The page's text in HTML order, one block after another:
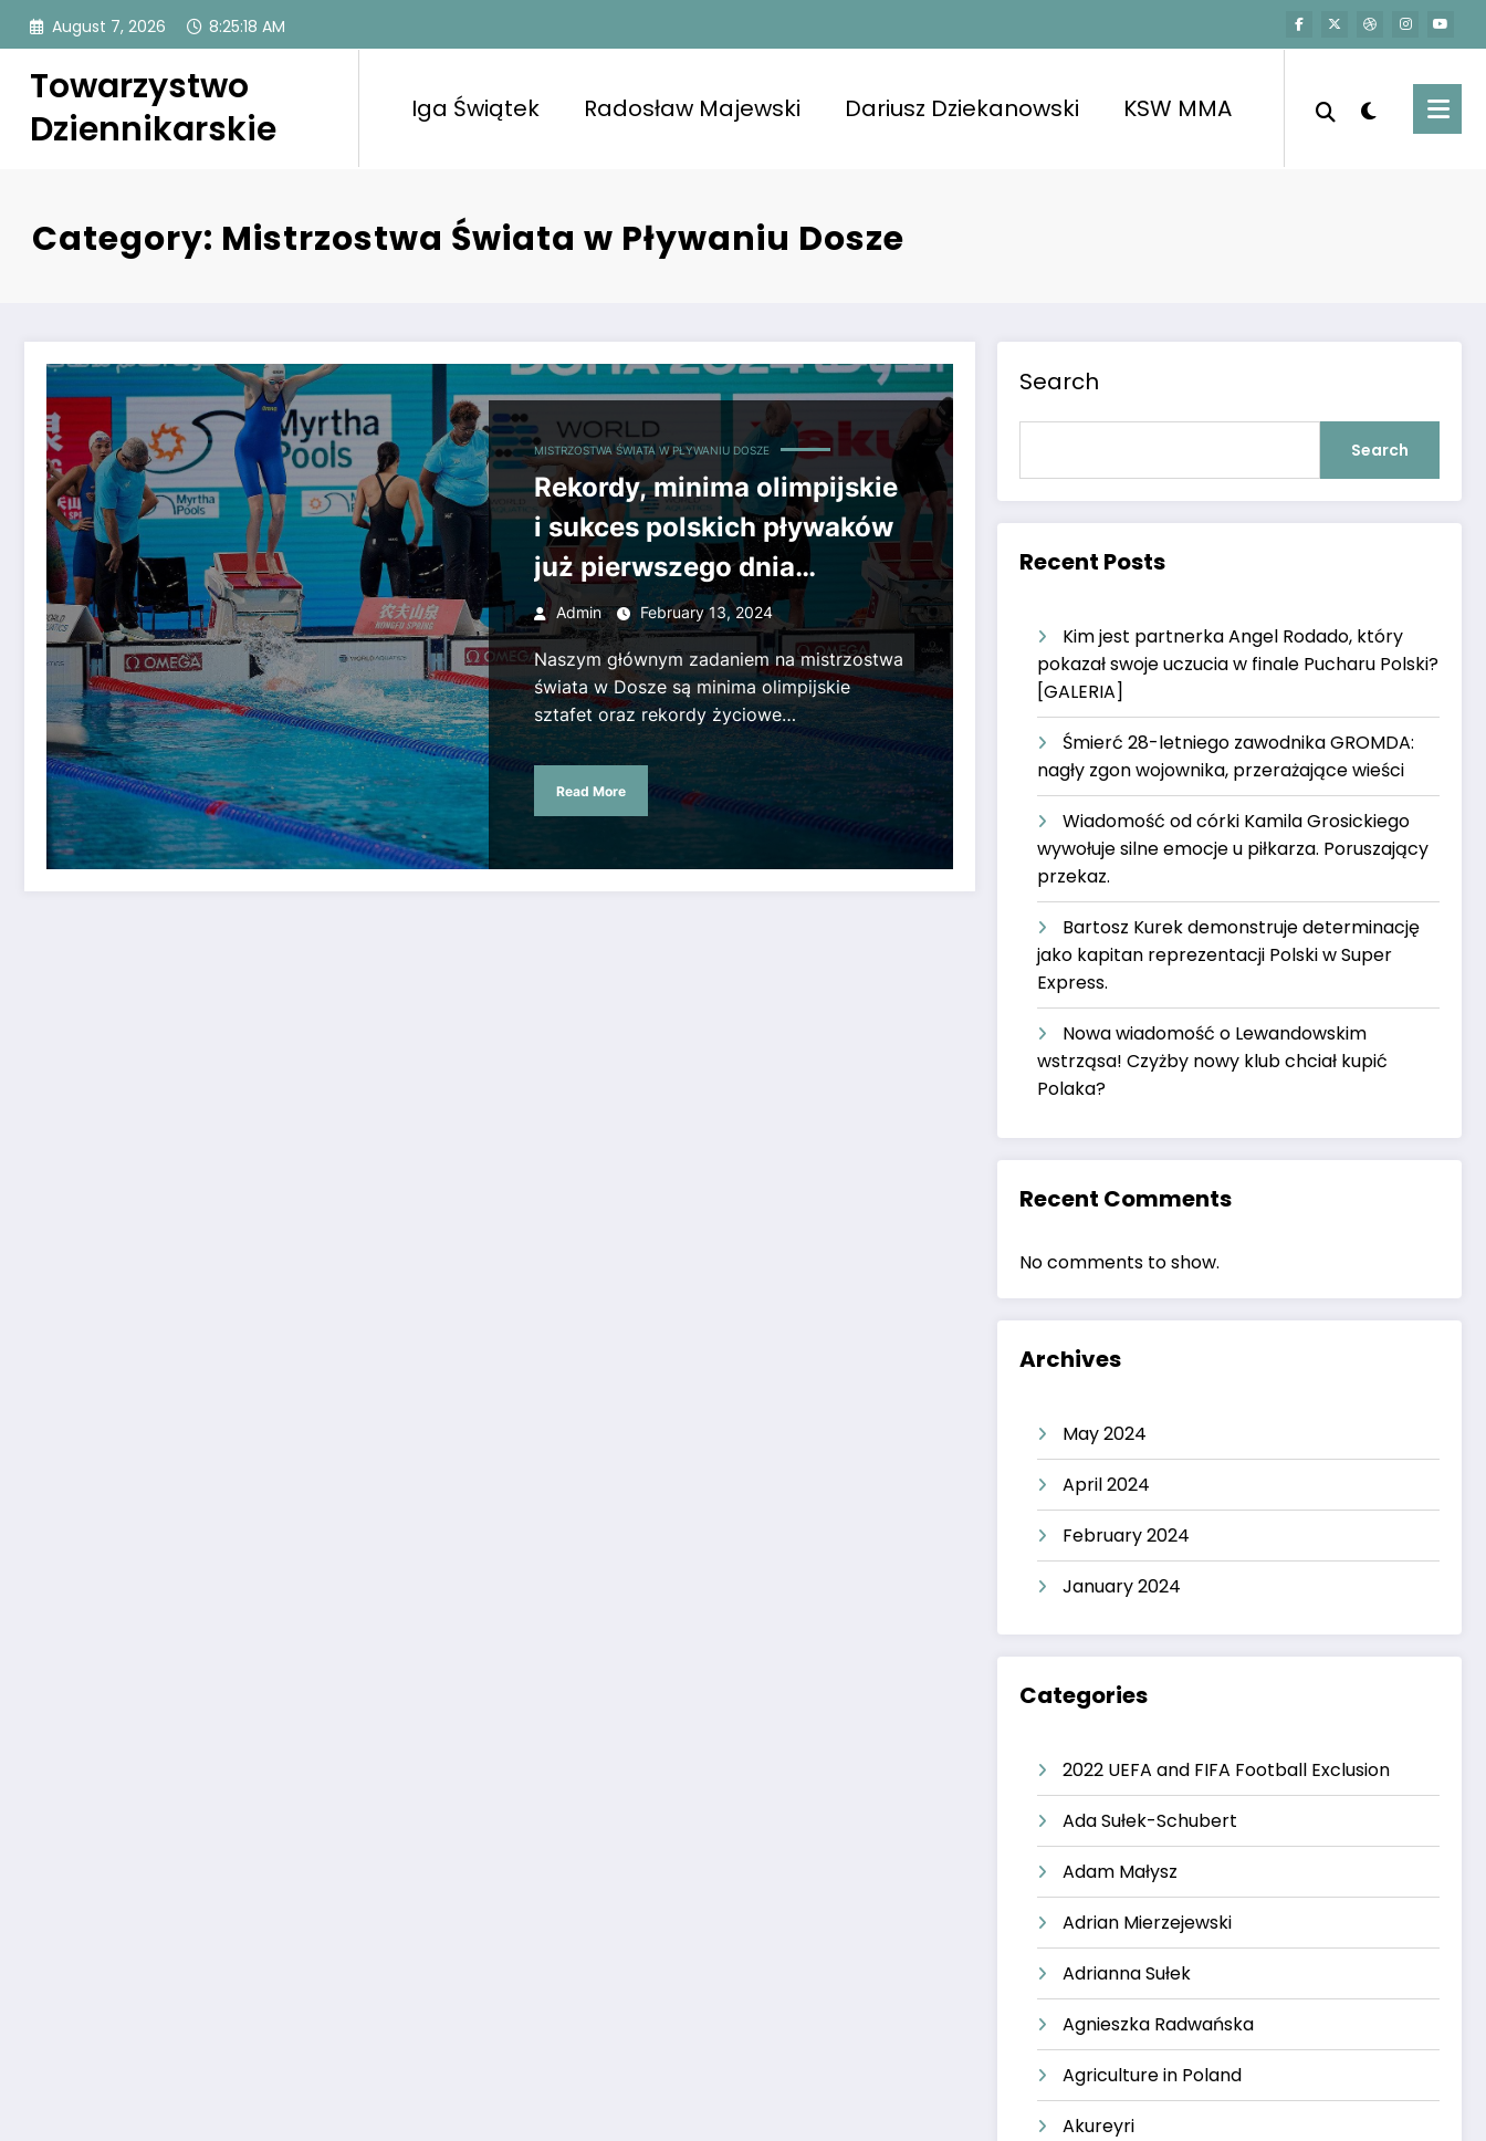
Skip
content
August 7, 2026 8:25:19 AM
Towarzystwo
Dziennikarskie
Iga Świątek Radosław Majewski Dariusz Dziekanowski KSW MMA
Category: Mistrzostwa Świata w Pływaniu Dosze
Rekordy, minima olimpijskie i sukces polskich pływaków już pierwszego dnia mistrzostw świata!
MISTRZOSTWA ŚWIATA W PŁYWANIU DOSZE
Rekordy, minima olimpijskie
i sukces polskich pływaków
już pierwszego dnia
mistrzostw świata!
Admin February 13, 2024
Naszym głównym zadaniem na mistrzostwa
świata w Dosze są minima olimpijskie
sztafet oraz rekordy życiowe…
Read More
Search
Search
Recent Posts
Kim jest partnerka Angel Rodado, który
pokazał swoje uczucia w finale Pucharu Polski?
[GALERIA]
Śmierć 28-letniego zawodnika GROMDA:
nagły zgon wojownika, przerażające wieści
Wiadomość od córki Kamila Grosickiego
wywołuje silne emocje u piłkarza. Poruszający
przekaz.
Bartosz Kurek demonstruje determinację
jako kapitan reprezentacji Polski w Super
Express.
Nowa wiadomość o Lewandowskim
wstrząsa! Czyżby nowy klub chciał kupić
Polaka?
Recent Comments
No comments to show.
Archives
May 2024
April 2024
February 2024
January 2024
Categories
2022 UEFA and FIFA Football Exclusion
Ada Sułek-Schubert
Adam Małysz
Adrian Mierzejewski
Adrianna Sułek
Agnieszka Radwańska
Agriculture in Poland
Akureyri